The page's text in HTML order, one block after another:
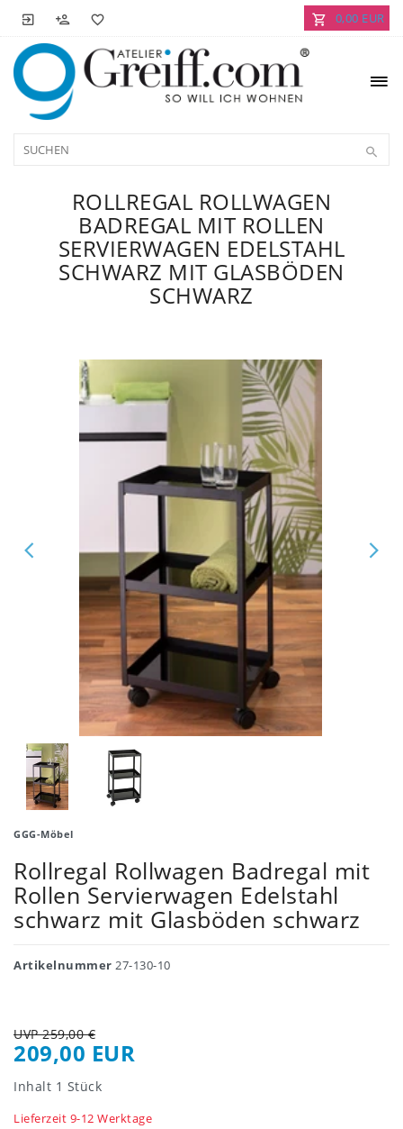
0,00 EUR
ROLLREGAL ROLLWAGEN
BADREGAL MIT ROLLEN
SERVIERWAGEN EDELSTAHL
SCHWARZ MIT GLASBÖDEN
SCHWARZ
GGG-Möbel
Rollregal Rollwagen Badregal mit
Rollen Servierwagen Edelstahl
schwarz mit Glasböden schwarz
Artikelnummer 27-130-10
UVP 259,00 €
209,00 EUR
Inhalt 1 Stück
Lieferzeit 9-12 Werktage